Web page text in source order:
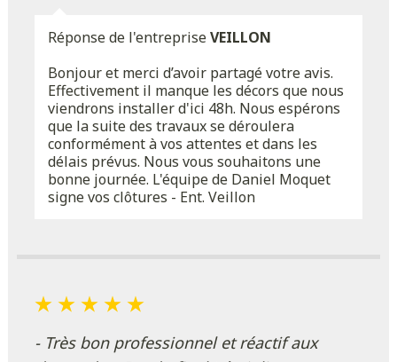
Réponse de l'entrepriseVEILLON
Bonjour et merci d’avoir partagé votre avis.
Effectivement il manque les décors que nous
viendrons installer d'ici 48h. Nous espérons
que la suite des travaux se déroulera
conformément à vos attentes et dans les
délais prévus. Nous vous souhaitons une
bonne journée. L'équipe de Daniel Moquet
signe vos clôtures - Ent. Veillon
- Très bon professionnel et réactif aux